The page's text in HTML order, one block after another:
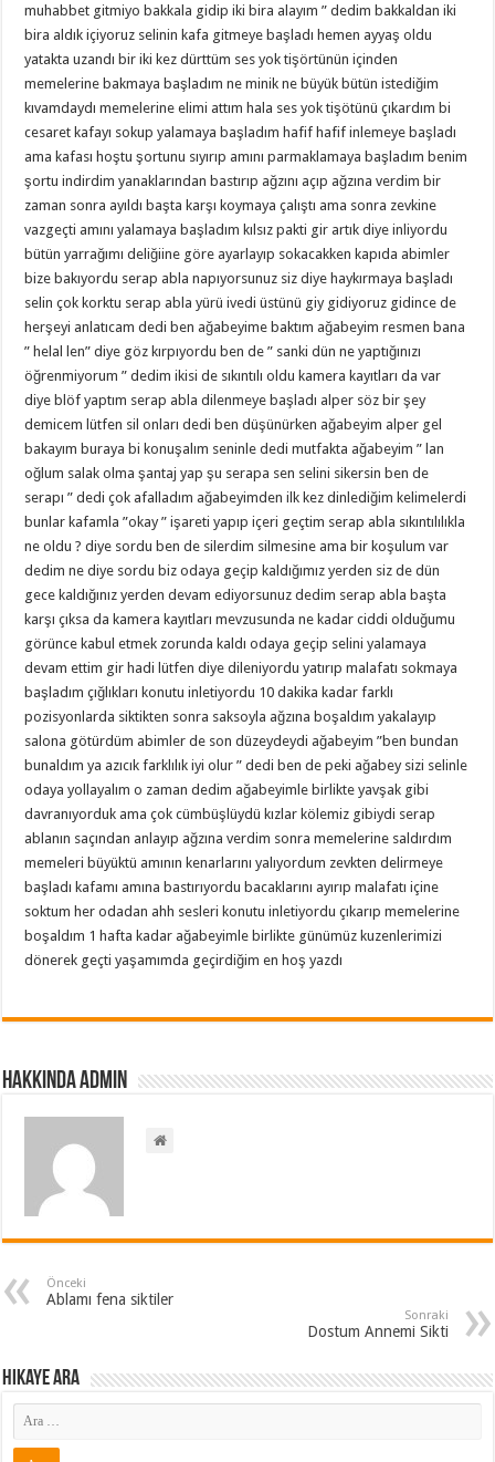
muhabbet gitmiyo bakkala gidip iki bira alayım ” dedim bakkaldan iki
bira aldık içiyoruz selinin kafa gitmeye başladı hemen ayyaş oldu
yatakta uzandı bir iki kez dürttüm ses yok tişörtünün içinden
memelerine bakmaya başladım ne minik ne büyük bütün istediğim
kıvamdaydı memelerine elimi attım hala ses yok tişötünü çıkardım bi
cesaret kafayı sokup yalamaya başladım hafif hafif inlemeye başladı
ama kafası hoştu şortunu sıyırıp amını parmaklamaya başladım benim
şortu indirdim yanaklarından bastırıp ağzını açıp ağzına verdim bir
zaman sonra ayıldı başta karşı koymaya çalıştı ama sonra zevkine
vazgeçti amını yalamaya başladım kılsız pakti gir artık diye inliyordu
bütün yarrağımı deliğiine göre ayarlayıp sokacakken kapıda abimler
bize bakıyordu serap abla napıyorsunuz siz diye haykırmaya başladı
selin çok korktu serap abla yürü ivedi üstünü giy gidiyoruz gidince de
herşeyi anlatıcam dedi ben ağabeyime baktım ağabeyim resmen bana
” helal len” diye göz kırpıyordu ben de ” sanki dün ne yaptığınızı
öğrenmiyorum ” dedim ikisi de sıkıntılı oldu kamera kayıtları da var
diye blöf yaptım serap abla dilenmeye başladı alper söz bir şey
demicem lütfen sil onları dedi ben düşünürken ağabeyim alper gel
bakayım buraya bi konuşalım seninle dedi mutfakta ağabeyim ” lan
oğlum salak olma şantaj yap şu serapa sen selini sikersin ben de
serapı ” dedi çok afalladım ağabeyimden ilk kez dinlediğim kelimelerdi
bunlar kafamla ”okay ” işareti yapıp içeri geçtim serap abla sıkıntılılıkla
ne oldu ? diye sordu ben de silerdim silmesine ama bir koşulum var
dedim ne diye sordu biz odaya geçip kaldığımız yerden siz de dün
gece kaldığınız yerden devam ediyorsunuz dedim serap abla başta
karşı çıksa da kamera kayıtları mevzusunda ne kadar ciddi olduğumu
görünce kabul etmek zorunda kaldı odaya geçip selini yalamaya
devam ettim gir hadi lütfen diye dileniyordu yatırıp malafatı sokmaya
başladım çığlıkları konutu inletiyordu 10 dakika kadar farklı
pozisyonlarda siktikten sonra saksoyla ağzına boşaldım yakalayıp
salona götürdüm abimler de son düzeydeydi ağabeyim ”ben bundan
bunaldım ya azıcık farklılık iyi olur ” dedi ben de peki ağabey sizi selinle
odaya yollayalım o zaman dedim ağabeyimle birlikte yavşak gibi
davranıyorduk ama çok cümbüşlüydü kızlar kölemiz gibiydi serap
ablanın saçından anlayıp ağzına verdim sonra memelerine saldırdım
memeleri büyüktü amının kenarlarını yalıyordum zevkten delirmeye
başladı kafamı amına bastırıyordu bacaklarını ayırıp malafatı içine
soktum her odadan ahh sesleri konutu inletiyordu çıkarıp memelerine
boşaldım 1 hafta kadar ağabeyimle birlikte günümüz kuzenlerimizi
dönerek geçti yaşamımda geçirdiğim en hoş yazdı
Hakkında admin
Önceki
Ablamı fena siktiler
Sonraki
Dostum Annemi Sikti
Hikaye ARA